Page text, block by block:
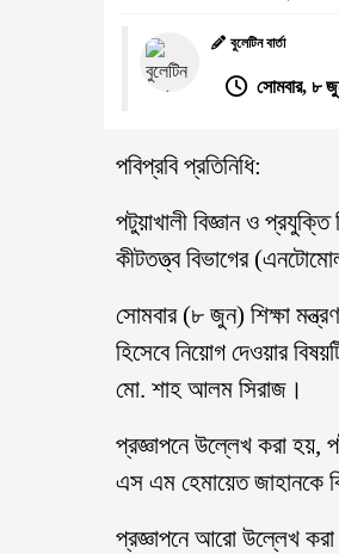
বুলেটিন বার্তা
সোমবার, ৮
পবিপ্রবি প্রতিনিধি:
পটুয়াখালী বিজ্ঞান ও
কীটতত্ত্ব বিভাগের
সোমবার (৮ জুন) শিক্ষা
হিসেবে নিয়োগ দেওয়ার
মো. শাহ আলম সিরাজ।
প্রজ্ঞাপনে উল্লেখ করা হয়,
এস এম হেমায়েত জাহানকে
প্রজ্ঞাপনে আরো উল্লেখ করা